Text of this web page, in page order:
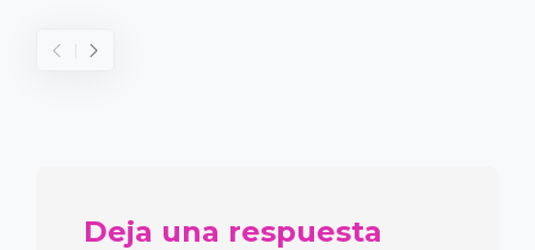
Deja una respuesta